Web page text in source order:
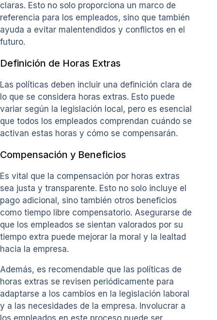
claras. Esto no solo proporciona un marco de
referencia para los empleados, sino que también
ayuda a evitar malentendidos y conflictos en el
futuro.
Definición de Horas Extras
Las políticas deben incluir una definición clara de
lo que se considera horas extras. Esto puede
variar según la legislación local, pero es esencial
que todos los empleados comprendan cuándo se
activan estas horas y cómo se compensarán.
Compensación y Beneficios
Es vital que la compensación por horas extras
sea justa y transparente. Esto no solo incluye el
pago adicional, sino también otros beneficios
como tiempo libre compensatorio. Asegurarse de
que los empleados se sientan valorados por su
tiempo extra puede mejorar la moral y la lealtad
hacia la empresa.
Además, es recomendable que las políticas de
horas extras se revisen periódicamente para
adaptarse a los cambios en la legislación laboral
y a las necesidades de la empresa. Involucrar a
los empleados en este proceso puede ser